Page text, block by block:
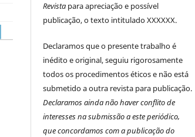
Revista para apreciação e possível
publicação, o texto intitulado XXXXXX.
Declaramos que o presente trabalho é
inédito e original, seguiu rigorosamente
todos os procedimentos éticos e não está
submetido a outra revista para publicação.
Declaramos ainda não haver conflito de
interesses na submissão a este periódico,
que concordamos com a publicação do